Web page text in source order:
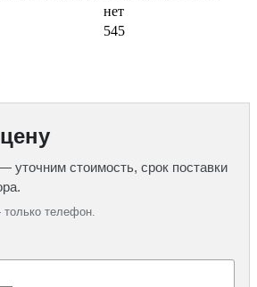
нет
545
уточним стоимость, срок поставки
телефон.